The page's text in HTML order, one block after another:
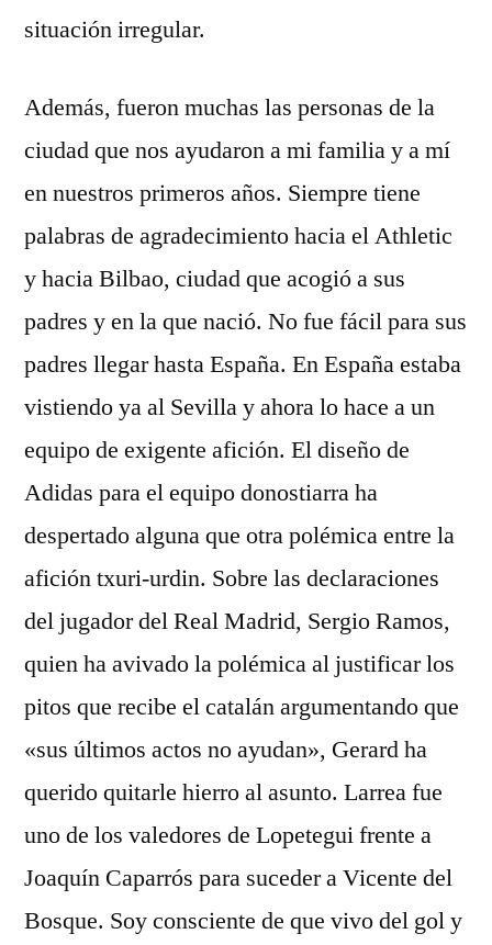
situación irregular.
Además, fueron muchas las personas de la
ciudad que nos ayudaron a mi familia y a mí
en nuestros primeros años. Siempre tiene
palabras de agradecimiento hacia el Athletic
y hacia Bilbao, ciudad que acogió a sus
padres y en la que nació. No fue fácil para sus
padres llegar hasta España. En España estaba
vistiendo ya al Sevilla y ahora lo hace a un
equipo de exigente afición. El diseño de
Adidas para el equipo donostiarra ha
despertado alguna que otra polémica entre la
afición txuri-urdin. Sobre las declaraciones
del jugador del Real Madrid, Sergio Ramos,
quien ha avivado la polémica al justificar los
pitos que recibe el catalán argumentando que
«sus últimos actos no ayudan», Gerard ha
querido quitarle hierro al asunto. Larrea fue
uno de los valedores de Lopetegui frente a
Joaquín Caparrós para suceder a Vicente del
Bosque. Soy consciente de que vivo del gol y